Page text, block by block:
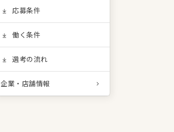
応募条件
働く条件
選考の流れ
企業・店舗情報